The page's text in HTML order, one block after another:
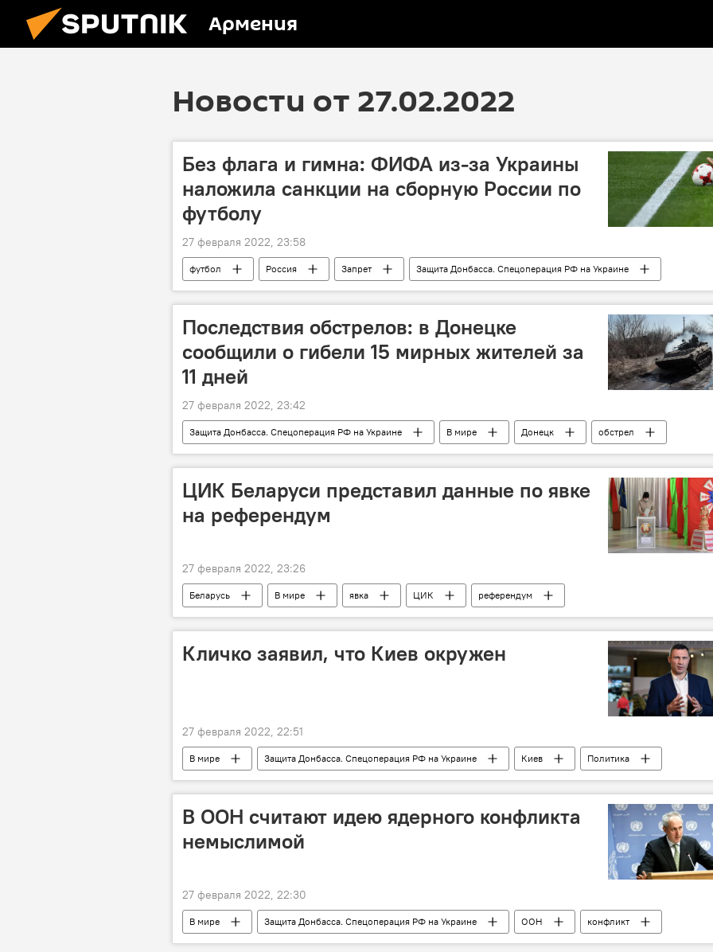
Армения
Новости от 27.02.2022
Без флага и гимна: ФИФА из-за Украины
наложила санкции на сборную России по
футболу
27 февраля 2022, 23:58
футбол Россия Запрет
Защита Донбасса. Спецоперация РФ на Украине
Политика
ФИФА-2018
Последствия обстрелов: в Донецке
сообщили о гибели 15 мирных жителей за
11 дней
27 февраля 2022, 23:42
Защита Донбасса. Спецоперация РФ на Украине В мире Донецк обстрел
ЦИК Беларуси представил данные по явке
на референдум
27 февраля 2022, 23:26
Беларусь В мире явка ЦИК референдум
Кличко заявил, что Киев окружен
27 февраля 2022, 22:51
В мире Защита Донбасса. Спецоперация РФ на Украине Киев Политика
В ООН считают идею ядерного конфликта
немыслимой
27 февраля 2022, 22:30
В мире Защита Донбасса. Спецоперация РФ на Украине ООН
конфликт
Политика